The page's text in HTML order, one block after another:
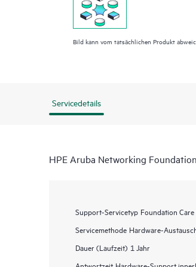
Bild kann vom tatsächlichen Produkt
Servicedetails
HPE Aruba Networking
Support-Servicetyp Foundation
Servicemethode Hardware-
Dauer (Laufzeit) 1 Jahr